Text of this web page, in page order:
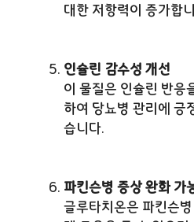
대한 저항력이 증가합
인슐린 감수성 개선
이 물질은 인슐린 반응
하여 당뇨병 관리에 긍
습니다.
파킨슨병 증상 완화 가
글루타치온은 파킨슨